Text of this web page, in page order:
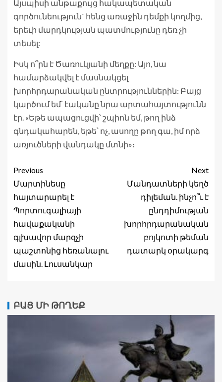
Այսպիսի անթաքույց հակապետական
գործունեություն` հենց առաջին դեմքի կողմից,
երեւի մարդկության պատմությունը դեռ չի
տեսել:
Իսկ ո՞րն է Ծառուկյանի մեղքը: Այո, նա
համարձակվել է մասնակցել
խորհրդարանական ընտրություններին: Բայց
կարծում եմ՝ էականը նրա արտահայտությունն
էր. «Եթե ապացուցվի՝ շպիոն եմ, թող ինձ
գնդակահարեն, եթե՝ ոչ, ասողը թող գա, իմ որձ
առյուծների վանդակը մտնի»։
Previous
Մարտինեսը
հայտարարել է
Պորտուգալիայի
հավաքականի
գլխավոր մարզչի
պաշտոնից հեռանալու
մասին. Լուսանկար
Next
Մանդատների կեղծ
դիլեման. ինչո՞ւ է
ընդդիմության
խորհրդարանական
բոյկոտի թեման
դատարկ օրակարգ
ԲԱՑ ՄԻ ԹՈՂԵՔ